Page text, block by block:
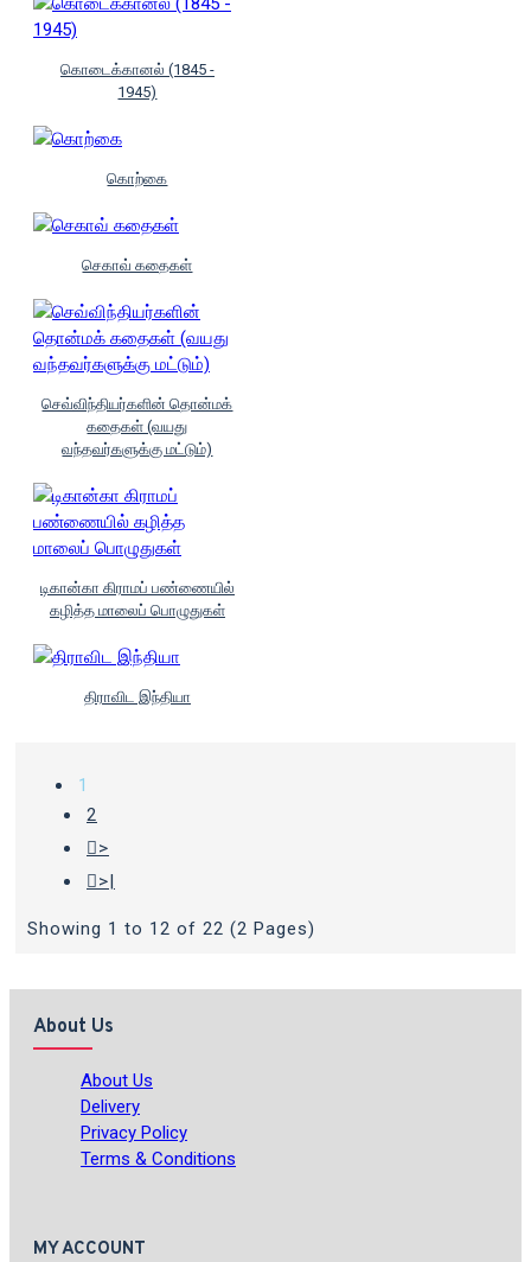
கொடைக்கானல் (1845 -
1945)
கொற்கை
செகாவ் கதைகள்
செவ்விந்தியர்களின் தொன்மக்
கதைகள் (வயது
வந்தவர்களுக்கு மட்டும்)
டிகான்கா கிராமப் பண்ணையில்
கழித்த மாலைப் பொழுதுகள்
திராவிட இந்தியா
1
2
>
>|
Showing 1 to 12 of 22 (2 Pages)
About Us
About Us
Delivery
Privacy Policy
Terms & Conditions
MY ACCOUNT